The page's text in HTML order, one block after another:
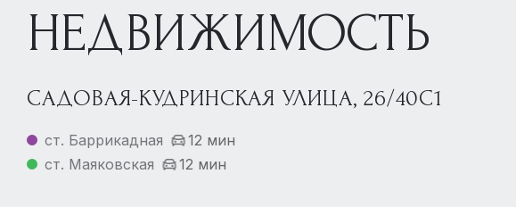
НЕДВИЖИМОСТЬ
САДОВАЯ-КУДРИНСКАЯ УЛИЦА, 26/40С1
ст. Баррикадная
12 мин
ст. Маяковская
12 мин